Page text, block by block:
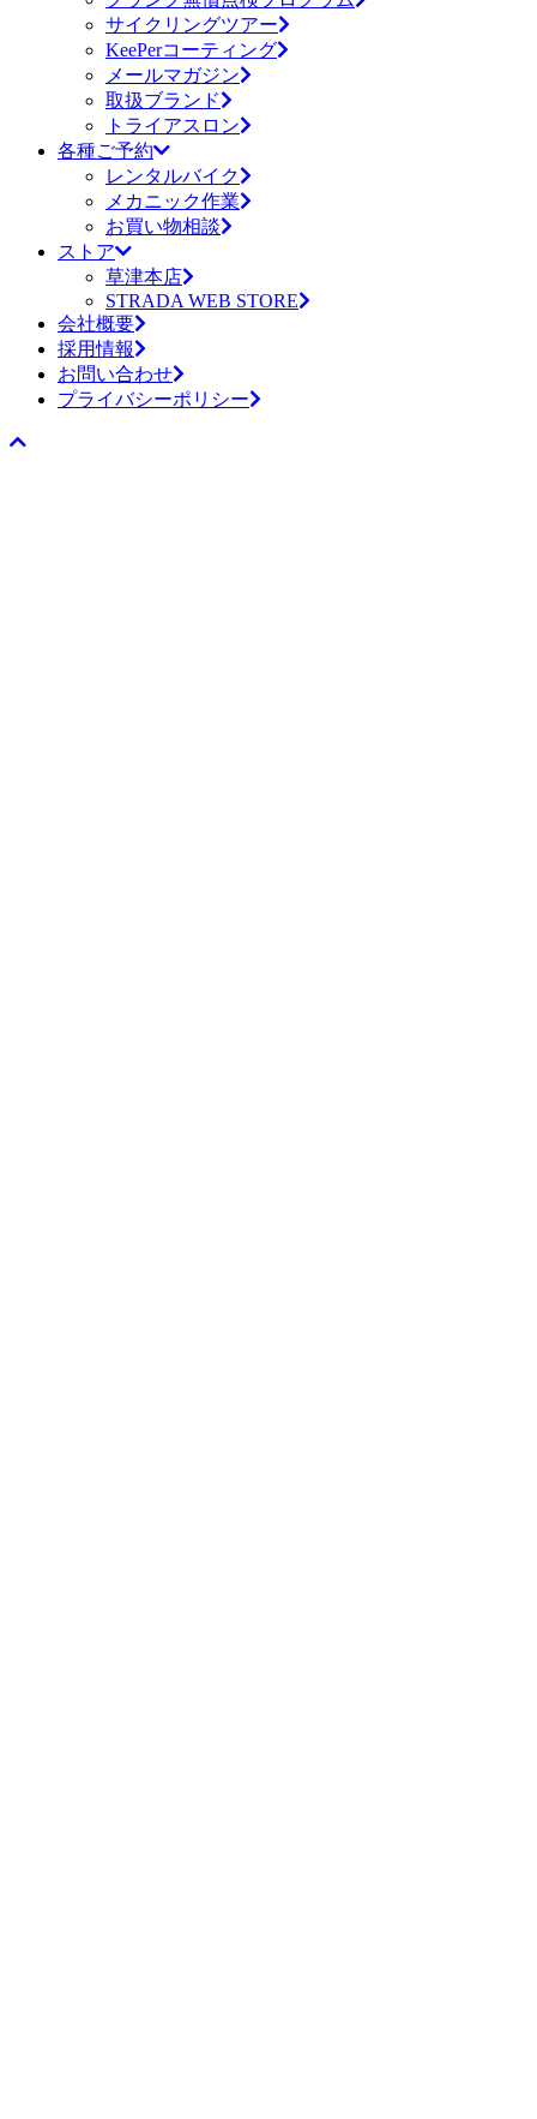
サイクリングツアー
KeePerコーティング
メールマガジン
取扱ブランド
トライアスロン
各種ご予約
レンタルバイク
メカニック作業
お買い物相談
ストア
草津本店
STRADA WEB STORE
会社概要
採用情報
お問い合わせ
プライバシーポリシー